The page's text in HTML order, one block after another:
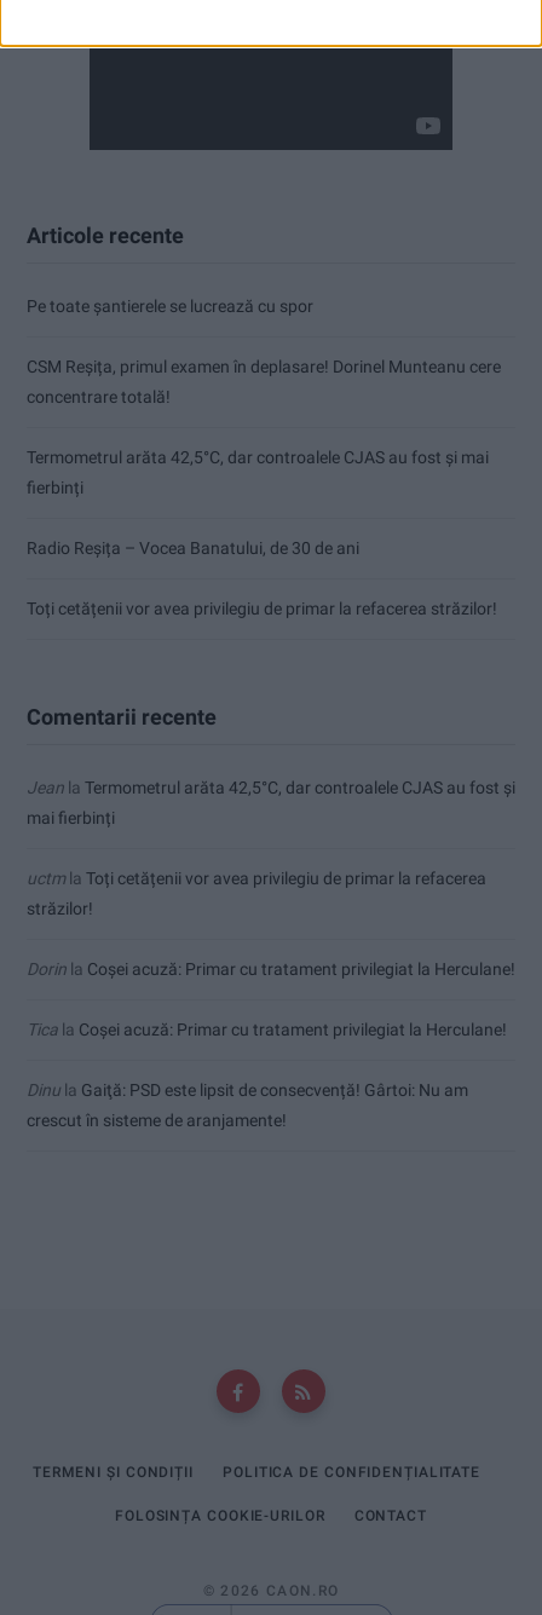
Articole recente
Pe toate șantierele se lucrează cu spor
CSM Reșița, primul examen în deplasare! Dorinel Munteanu cere
concentrare totală!
Termometrul arăta 42,5°C, dar controalele CJAS au fost și mai
fierbinți
Radio Reșița – Vocea Banatului, de 30 de ani
Toți cetățenii vor avea privilegiu de primar la refacerea străzilor!
Comentarii recente
Jean la Termometrul arăta 42,5°C, dar controalele CJAS au fost și
mai fierbinți
uctmla Toți cetățenii vor avea privilegiu de primar la refacerea
străzilor!
Dorin la Coșei acuză: Primar cu tratament privilegiat la Herculane!
Tica la Coșei acuză: Primar cu tratament privilegiat la Herculane!
Dinu la Gaiţă: PSD este lipsit de consecvență! Gârtoi: Nu am
crescut în sisteme de aranjamente!
TERMENI ȘI CONDIȚII POLITICA DE CONFIDENȚIALITATE
FOLOSINȚA COOKIE-URILOR CONTACT
© 2026 CAON.RO